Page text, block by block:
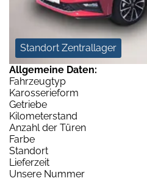
Standort Zentrallager
Allgemeine Daten:
Fahrzeugtyp
Karosserieform
Getriebe
Kilometerstand
Anzahl der Türen
Farbe
Standort
Lieferzeit
Unsere Nummer